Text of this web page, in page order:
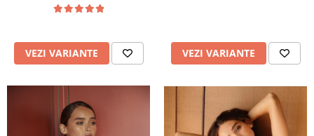
VEZI VARIANTE VEZI VARIANTE